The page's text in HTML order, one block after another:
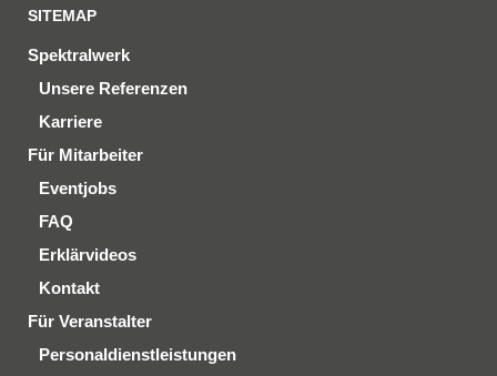
SITEMAP
Spektralwerk
Unsere Referenzen
Karriere
Für Mitarbeiter
Eventjobs
FAQ
Erklärvideos
Kontakt
Für Veranstalter
Personaldienstleistungen